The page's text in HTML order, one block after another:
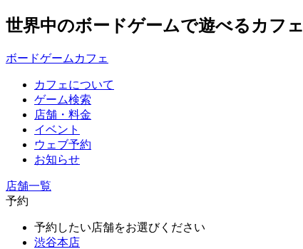
世界中のボードゲームで遊べるカフェ
ボードゲームカフェ
カフェについて
ゲーム検索
店舗・料金
イベント
ウェブ予約
お知らせ
店舗一覧
予約
予約したい店舗をお選びください
渋谷本店